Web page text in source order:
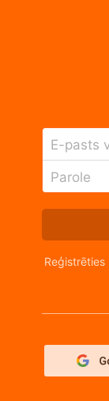
E-pasts
Parole
Reģistrēties